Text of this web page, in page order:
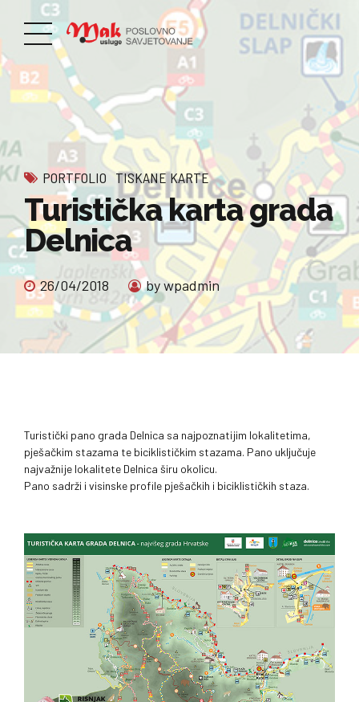
PORTFOLIO TISKANE KARTE
Turistička karta grada
Delnica
26/04/2018 by wpadmin
Turistički pano grada Delnica sa najpoznatijim lokalitetima,
pješačkim stazama te biciklističkim stazama. Pano uključuje
najvažnije lokalitete Delnica širu okolicu.
Pano sadrži i visinske profile pješačkih i biciklističkih staza.